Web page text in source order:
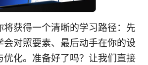
将获得一个清晰的学习路径：先
会对照要素、最后动手在你的设
优化。准备好了吗？让我们直接